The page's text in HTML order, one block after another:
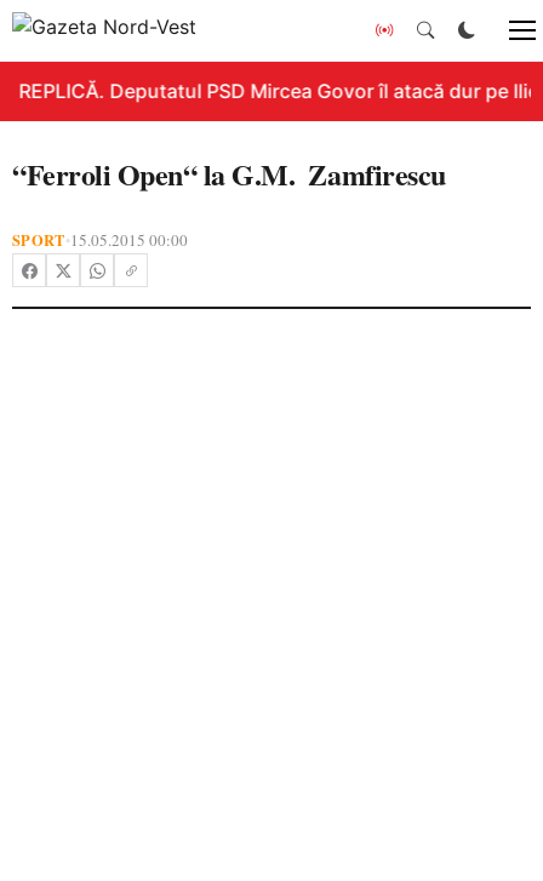
REPLICĂ. Deputatul PSD Mircea Govor îl atacă dur pe
“Ferroli Open“ la G.M. Zamfirescu
SPORT•15.05.2015 00:00